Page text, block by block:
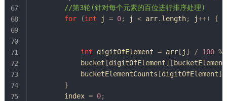
//第3轮(针对每个元素的百位进行排序处理)
for
(int j = 0; j < arr. length; j++) {
int digitOfElement = arr[ j ] / 100 %
            bucket
[digitOfElement] [
            bucketElementCounts
[digitOfElement]
}
        index
= 0;